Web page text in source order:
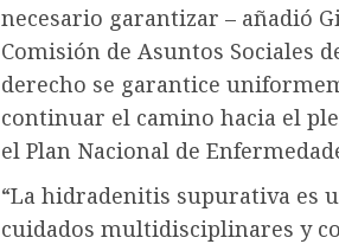
necesario garantizar – añadió
Comisión de Asuntos Sociales
derecho se garantice
continuar el camino hacia el
el Plan Nacional de
“La hidradenitis supurativa es
cuidados multidisciplinares y